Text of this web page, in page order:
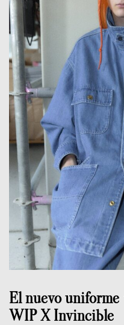
El nuevo uniforme
WIP X Invincible